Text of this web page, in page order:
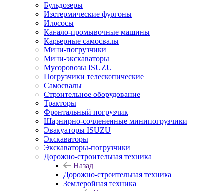
Бульдозеры
Изотермические фургоны
Илососы
Канало-промывочные машины
Карьерные самосвалы
Мини-погрузчики
Мини-экскаваторы
Мусоровозы ISUZU
Погрузчики телескопические
Самосвалы
Строительное оборудование
Тракторы
Фронтальный погрузчик
Шарнирно-сочлененные минипогрузчики
Эвакуаторы ISUZU
Экскаваторы
Экскаваторы-погрузчики
Дорожно-строительная техника
Назад
Дорожно-строительная техника
Землеройная техника